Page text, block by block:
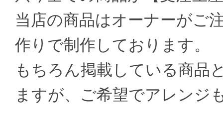
当店の商品はオーナーがご
作りで制作しております。
もちろん掲載している商品
ますが、ご希望でアレンジ